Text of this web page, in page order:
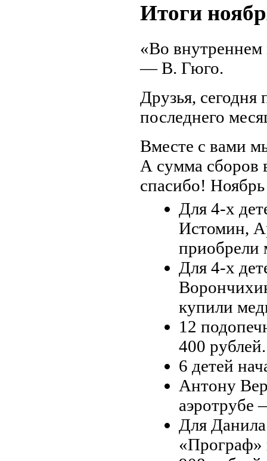
Итоги
«Во внутреннем
— В. Гюго.
Друзья,
последнего
Вместе с вами
А сумма сборов
спасибо!
Для 4-х
Истомин,
приобрели
Для 4-х
купили
12
400 рублей.
6 детей
Антону
аэротрубе
Для
«Програф»